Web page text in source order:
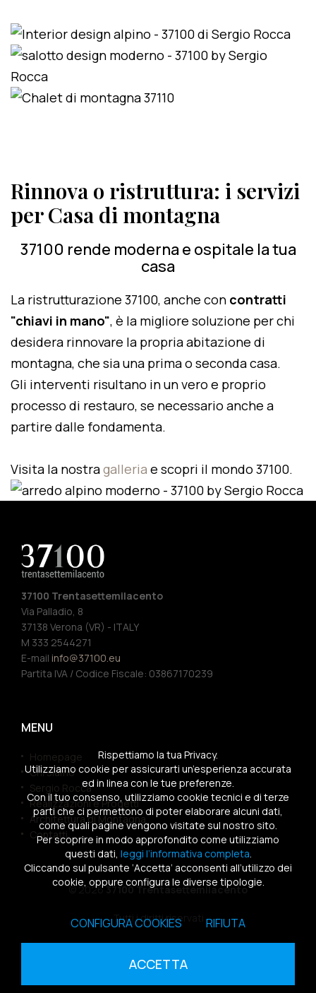
Rinnova o ristruttura: i servizi
per Casa di montagna
37100 rende moderna e ospitale la tua
casa
La ristrutturazione 37100, anche con contratti
"chiavi in mano", è la migliore soluzione per chi
desidera rinnovare la propria abitazione di
montagna, che sia una prima o seconda casa.
Gli interventi risultano in un vero e proprio
processo di restauro, se necessario anche a
partire dalle fondamenta.
Visita la nostragalleria e scopri il mondo 37100.
37100 Trentasettemilacento
Via Palladio, 8
37138 Verona (VR) - ITALY
M 333 2544271
E-mail info@37100.eu
Partita IVA / Codice Fiscale: 03867170239
MENU
Homepage
Chi siamo
Sergio Rocca
Realizzazioni e Progetti
Architettura di Montagna
Contatti
© 202637100 Trentasettemilacento
Tutti i diritti riservati
Sitemap|Privacy Policy|Cookies Policy
Rispettiamo la tua Privacy.
Utilizziamo cookie per assicurarti un’esperienza accurata
ed in linea con le tue preferenze.
Con il tuo consenso, utilizziamo cookie tecnici e di terze
parti che ci permettono di poter elaborare alcuni dati,
come quali pagine vengono visitate sul nostro sito.
Per scoprire in modo approfondito come utilizziamo
questi dati, leggi l’informativa completa.
Cliccando sul pulsante ‘Accetta’ acconsenti all’utilizzo dei
cookie, oppure configura le diverse tipologie.
CONFIGURA COOKIES RIFIUTA
ACCETTA